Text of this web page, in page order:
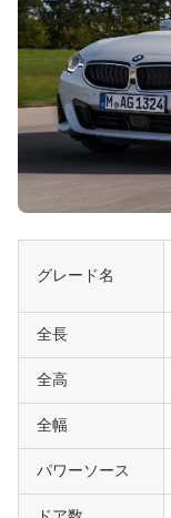
グレード名
全長
全高
全幅
パワーソース